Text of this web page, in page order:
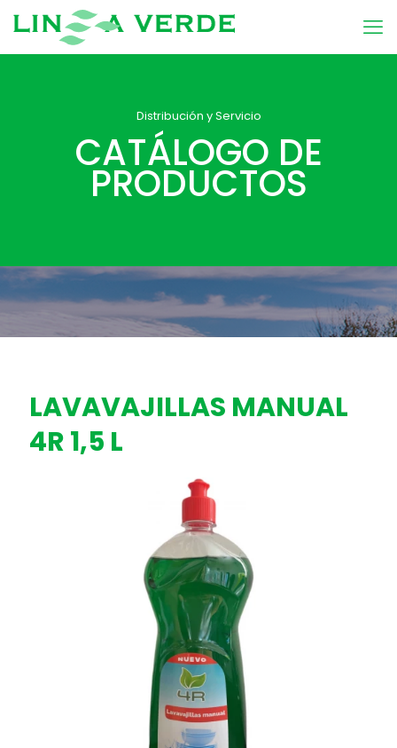
Distribución y Servicio
CATÁLOGO DE
PRODUCTOS
LAVAVAJILLAS MANUAL
4R 1,5 L